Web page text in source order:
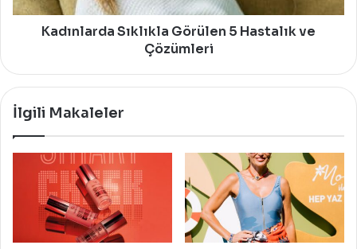
Kadınlarda Sıklıkla Görülen 5 Hastalık ve
Çözümleri
İlgili Makaleler